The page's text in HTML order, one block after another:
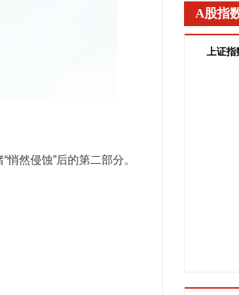
然侵蚀”后的第二部分。
当地时间
关总统
2026-08-
云服务
（
巴基斯
Sky47
在巴基
A股指
上证